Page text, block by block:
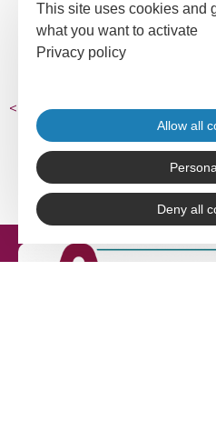
< retour aux articles
This site uses cookies and
what you want to activate
Privacy policy
Allow all
Deny all